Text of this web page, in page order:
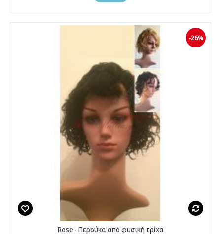
-26%
Rose - Περούκα από φυσική τρίχα